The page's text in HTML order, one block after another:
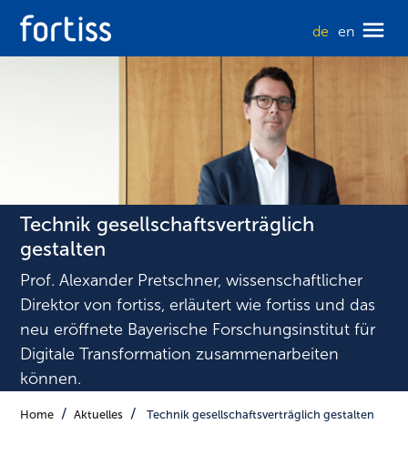
de en
Technik gesellschaftsverträglich
gestalten
Prof. Alexander Pretschner, wissenschaftlicher
Direktor von fortiss, erläutert wie fortiss und das
neu eröffnete Bayerische Forschungsinstitut für
Digitale Transformation zusammenarbeiten
können.
Home Aktuelles Technik gesellschaftsverträglich gestalten